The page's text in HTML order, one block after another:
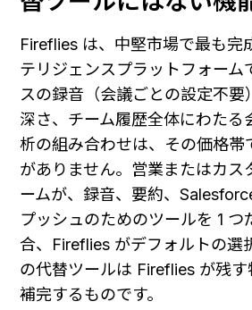
Fireflies は、中堅市場で最も完
テリジェンスプラットフォーム
スの録音（会議ごとの設定不要
深さ、チーム履歴全体にわたる
析の組み合わせは、その価格帯
がありません。営業またはカス
ームが、録音、要約、
プッシュのためのツールを 1 つ
合、Fireflies がデフォルトの選
の代替ツールは Fireflies が残
補完するものです。